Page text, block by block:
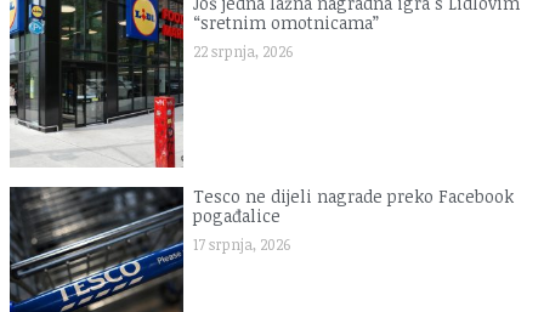
“sretnim omotnicama”
22 srpnja, 2026
Tesco ne dijeli nagrade preko Facebook
pogađalice
17 srpnja, 2026